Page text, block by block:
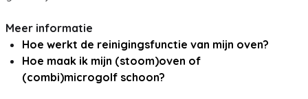
Meer informatie
Hoe werkt de reinigingsfunctie van mijn oven?
Hoe maak ik mijn (stoom)oven of
(combi)microgolf schoon?